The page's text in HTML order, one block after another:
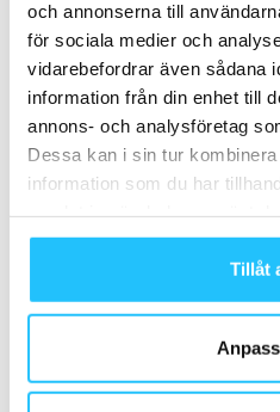
och annonserna till
för sociala medier och
vidarebefordrar även sådana
information från din enhet till
annons- och analysföretag
Dessa kan i sin tur
information som du har
Tillåt
Förra artikeln
Våga ge dina CrossFit-kunder
det de behöver, inte bara det
du tror de vill ha